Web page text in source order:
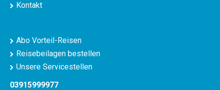
Kontakt
Abo Vorteil-Reisen
Reisebeilagen bestellen
Unsere Servicestellen
03915999977